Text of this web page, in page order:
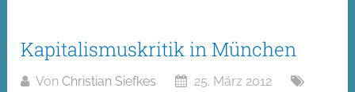
Kapitalismuskritik in München
VonChristian Siefkes
25. März 2012